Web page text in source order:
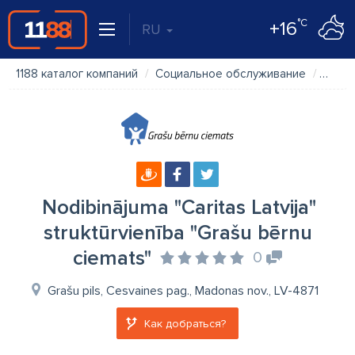
RU +16°C
1188 каталог компаний Социальное обслуживание
Nodibinājuma "Caritas Latvija"
struktūrvienība "Grašu bērnu
ciemats"
0
Grašu pils, Cesvaines pag., Madonas nov., LV-4871
Как добраться?